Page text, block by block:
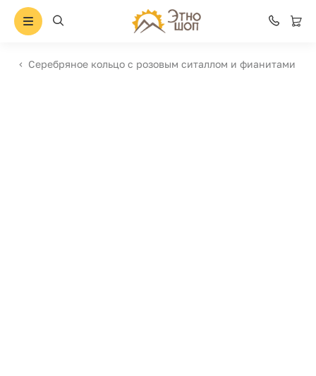
Серебряное кольцо с розовым ситаллом и фианитами